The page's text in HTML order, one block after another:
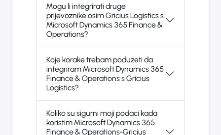
Mogu li integrirati druge
prijevoznike osim Gricius Logistics s
Microsoft Dynamics 365 Finance &
Operations?
Koje korake trebam poduzeti da
integriram Microsoft Dynamics 365
Finance & Operations s Gricius
Logistics?
Koliko su sigurni moji podaci kada
koristim Microsoft Dynamics 365
Finance & Operations-Gricius